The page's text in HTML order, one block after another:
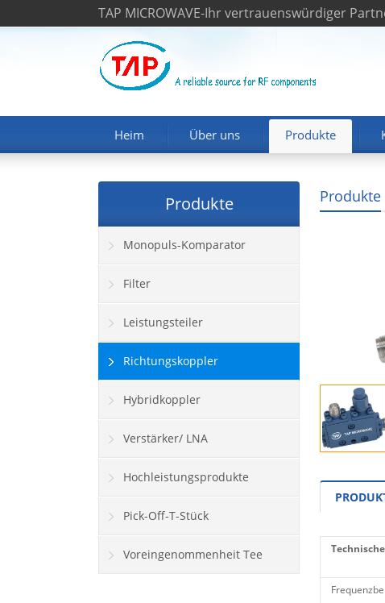
TAP MICROWAVE-Ihr vertrauenswürdiger
Heim Über uns Produkte
Produkte
Produkte
Monopuls-Komparator
Filter
Leistungsteiler
Richtungskoppler
Hybridkoppler
Verstärker/ LNA
Hochleistungsprodukte
Pick-Off-T-Stück
Voreingenommenheit Tee